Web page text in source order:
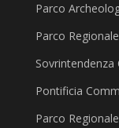
Parco
Parco
Sovrintendenza
Pontificia
Parco